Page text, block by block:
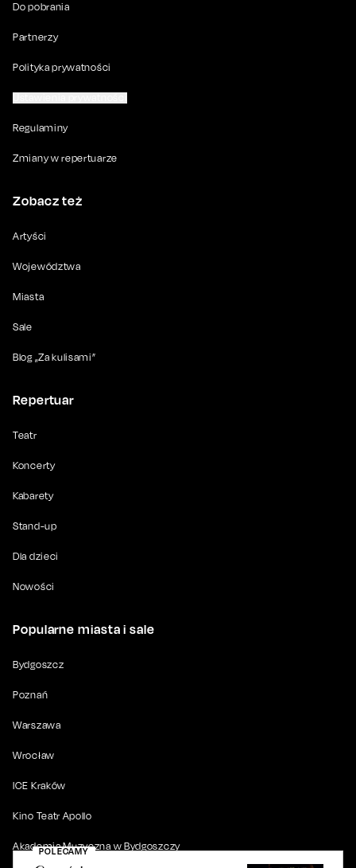
POLECAMY
Do pobrania
Partnerzy
Polityka prywatności
Regulaminy
Zmiany w repertuarze
Zobacz też
Artyści
Województwa
Miasta
Sale
Blog „Za kulisami”
Repertuar
Teatr
Koncerty
Kabarety
Stand-up
Dla dzieci
Nowości
Popularne miasta i sale
Bydgoszcz
Poznań
Warszawa
Wrocław
ICE Kraków
Kino Teatr Apollo
Akademia Muzyczna w Bydgoszczy